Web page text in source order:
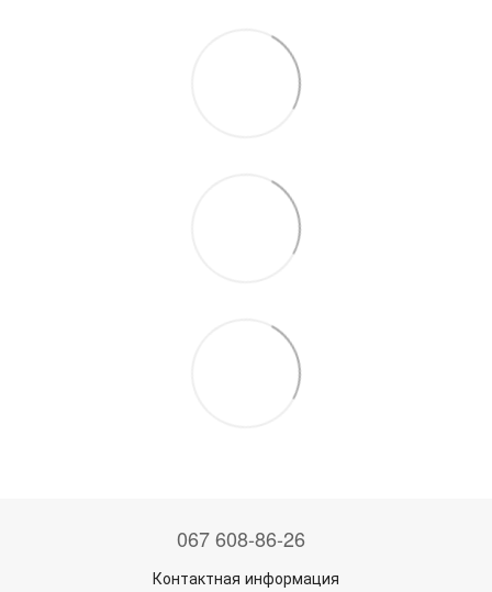
067 608-86-26
Контактная информация